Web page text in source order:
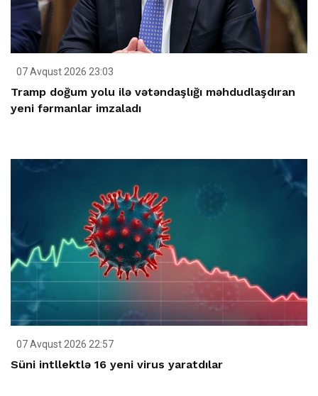
07 Avqust 2026 23:03
Tramp doğum yolu ilə vətəndaşlığı məhdudlaşdıran
yeni fərmanlar imzaladı
07 Avqust 2026 22:57
Süni intllektlə 16 yeni virus yaratdılar